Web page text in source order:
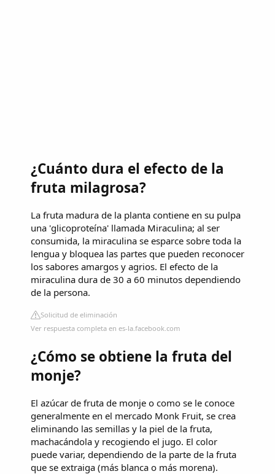
¿Cuánto dura el efecto de la
fruta milagrosa?
La fruta madura de la planta contiene en su pulpa
una 'glicoproteína' llamada Miraculina; al ser
consumida, la miraculina se esparce sobre toda la
lengua y bloquea las partes que pueden reconocer
los sabores amargos y agrios. El efecto de la
miraculina dura de 30 a 60 minutos dependiendo
de la persona.
Solicitud de eliminación
Ver respuesta completa en es-la.facebook.com
¿Cómo se obtiene la fruta del
monje?
El azúcar de fruta de monje o como se le conoce
generalmente en el mercado Monk Fruit, se crea
eliminando las semillas y la piel de la fruta,
machacándola y recogiendo el jugo. El color
puede variar, dependiendo de la parte de la fruta
que se extraiga (más blanca o más morena).